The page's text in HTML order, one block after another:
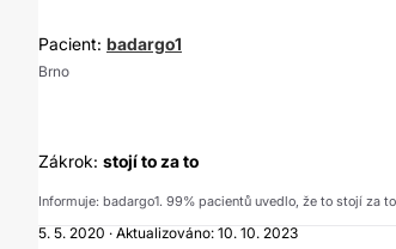
Pacient: badargo1
Brno
Zákrok: stojí to za to
Informuje: badargo1. 99% pacientů uvedlo, že to stojí za
5. 5. 2020 · Aktualizováno: 10. 10. 2023